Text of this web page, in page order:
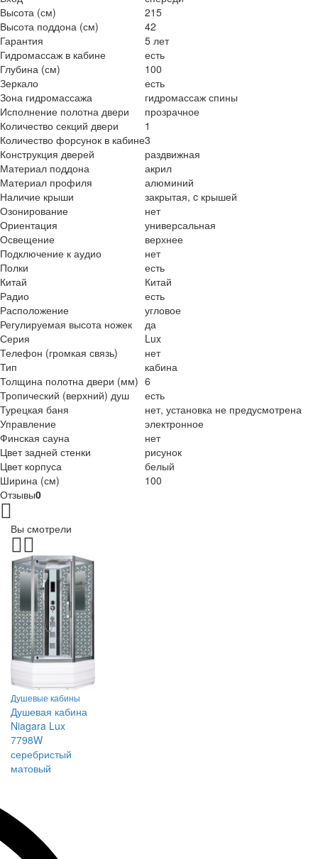
Высота (см)
215
Высота поддона (см)
42
Гарантия
5 лет
Гидромассаж в кабине
есть
Глубина (см)
100
Зеркало
есть
Зона гидромассажа
гидромассаж спины
Исполнение полотна двери
прозрачное
Количество секций двери
1
Количество форсунок в кабине3
Конструкция дверей
раздвижная
Материал поддона
акрил
Материал профиля
алюминий
Наличие крыши
закрытая, c крышей
Озонирование
нет
Ориентация
универсальная
Освещение
верхнее
Подключение к аудио
нет
Полки
есть
Китай
Китай
Радио
есть
Расположение
угловое
Регулируемая высота ножек
да
Серия
Lux
Телефон (громкая связь)
нет
Тип
кабина
Толщина полотна двери (мм) 6
Тропический (верхний) душ
есть
Турецкая баня
нет, установка не предусмотрена
Управление
электронное
Финская сауна
нет
Цвет задней стенки
рисунок
Цвет корпуса
белый
Ширина (см)
100
Отзывы0
Вы смотрели
Душевые кабины
Душевая кабина
Niagara Lux
7798W
серебристый
матовый